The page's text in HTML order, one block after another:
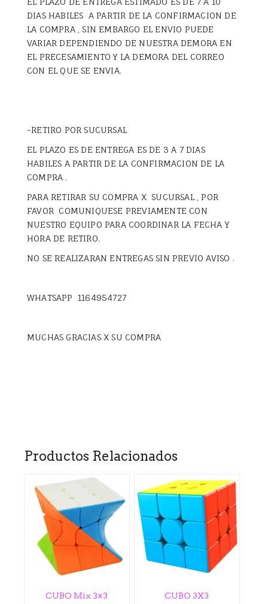
DIAS HABILES A PARTIR DE LA CONFIRMACION DE
LA COMPRA , SIN EMBARGO EL ENVIO PUEDE
VARIAR DEPENDIENDO DE NUESTRA DEMORA EN
EL PRECESAMIENTO Y LA DEMORA DEL CORREO
CON EL QUE SE ENVIA.
-RETIRO POR SUCURSAL
EL PLAZO ES DE ENTREGA ES DE 3 A 7 DIAS
HABILES A PARTIR DE LA CONFIRMACION DE LA
COMPRA .
PARA RETIRAR SU COMPRA X SUCURSAL , POR
FAVOR COMUNIQUESE PREVIAMENTE CON
NUESTRO EQUIPO PARA COORDINAR LA FECHA Y
HORA DE RETIRO.
NO SE REALIZARAN ENTREGAS SIN PREVIO AVISO .
WHATSAPP 1164954727
MUCHAS GRACIAS X SU COMPRA
Productos Relacionados
CUBO Mix 3×3 CUBO 3X3